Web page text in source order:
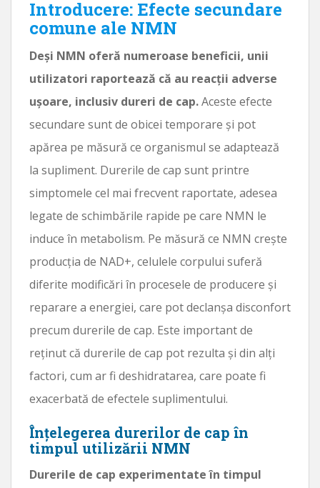
Introducere: Efecte secundare
comune ale NMN
Deși NMN oferă numeroase beneficii, unii
utilizatori raportează că au reacții adverse
ușoare, inclusiv dureri de cap.Aceste efecte
secundare sunt de obicei temporare și pot
apărea pe măsură ce organismul se adaptează
la supliment. Durerile de cap sunt printre
simptomele cel mai frecvent raportate, adesea
legate de schimbările rapide pe care NMN le
induce în metabolism. Pe măsură ce NMN crește
producția de NAD+, celulele corpului suferă
diferite modificări în procesele de producere și
reparare a energiei, care pot declanșa disconfort
precum durerile de cap. Este important de
reținut că durerile de cap pot rezulta și din alți
factori, cum ar fi deshidratarea, care poate fi
exacerbată de efectele suplimentului.
Înțelegerea durerilor de cap în
timpul utilizării NMN
Durerile de cap experimentate în timpul